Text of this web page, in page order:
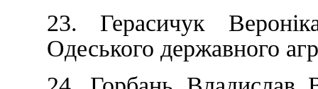
23. Герасичук
Одеського державного